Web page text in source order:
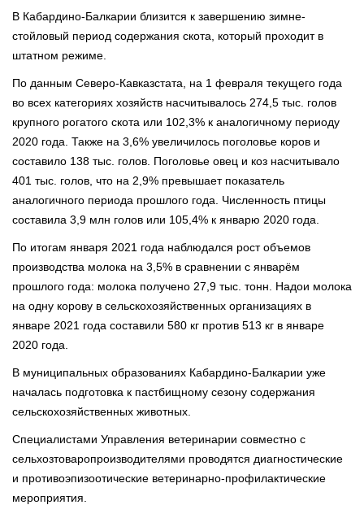
В Кабардино-Балкарии близится к завершению зимне-
стойловый период содержания скота, который проходит в
штатном режиме.
По данным Северо-Кавказстата, на 1 февраля текущего года
во всех категориях хозяйств насчитывалось 274,5 тыс. голов
крупного рогатого скота или 102,3% к аналогичному периоду
2020 года. Также на 3,6% увеличилось поголовье коров и
составило 138 тыс. голов. Поголовье овец и коз насчитывало
401 тыс. голов, что на 2,9% превышает показатель
аналогичного периода прошлого года. Численность птицы
составила 3,9 млн голов или 105,4% к январю 2020 года.⠀
По итогам января 2021 года наблюдался рост объемов
производства молока на 3,5% в сравнении с январём
прошлого года: молока получено 27,9 тыс. тонн. Надои молока
на одну корову в сельскохозяйственных организациях в
январе 2021 года составили 580 кг против 513 кг в январе
2020 года.⠀
В муниципальных образованиях Кабардино-Балкарии уже
началась подготовка к пастбищному сезону содержания
сельскохозяйственных животных.⠀
Специалистами Управления ветеринарии совместно с
сельхозтоваропроизводителями проводятся диагностические
и противоэпизоотические ветеринарно-профилактические
мероприятия.